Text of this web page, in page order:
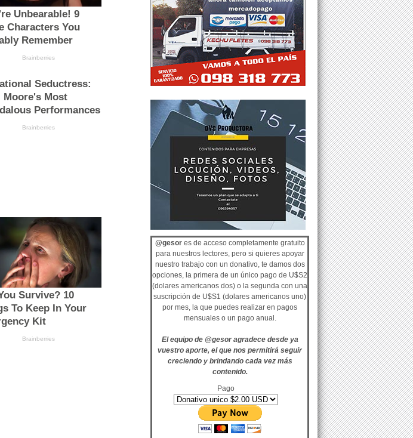
@gesores de acceso completamente gratuito
para nuestros lectores, pero si quieres apoyar
nuestro trabajo con un donativo, te damos dos
opciones, la primera de un único pago de U$S2
(dolares americanos dos) o la segunda con una
suscripción de U$S1 (dolares americanos uno)
por mes, la que puedes realizar en pagos
mensuales o un pago anual.
El equipo de @gesor agradece desde ya
vuestro aporte, el que nos permitirá seguir
creciendo y brindando cada vez más
contenido.
Pago